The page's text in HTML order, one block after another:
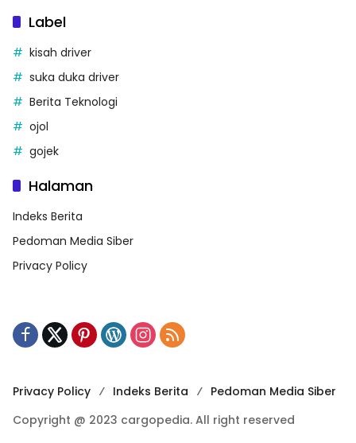
Label
kisah driver
suka duka driver
Berita Teknologi
ojol
gojek
Halaman
Indeks Berita
Pedoman Media Siber
Privacy Policy
Privacy Policy Indeks Berita
Pedoman Media Siber
Copyright @ 2023 cargopedia. All right reserved